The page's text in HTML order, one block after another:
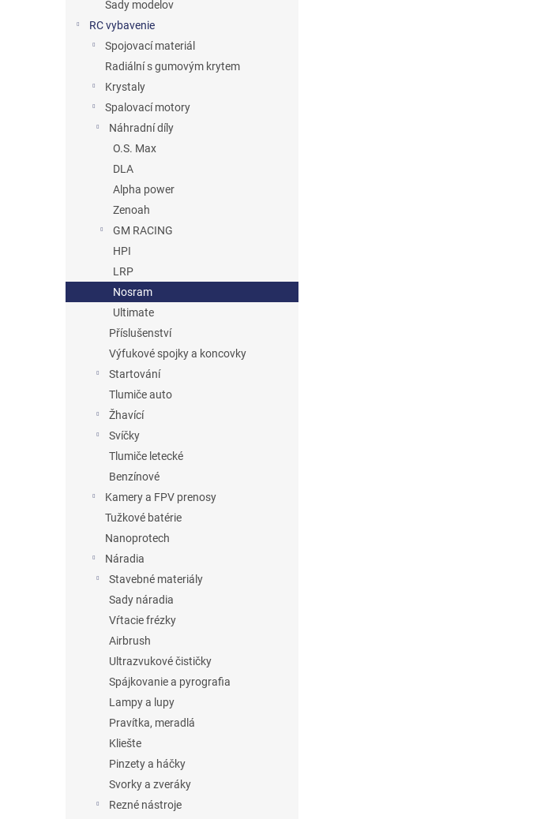
Sady modelov
RC vybavenie
Spojovací materiál
Radiální s gumovým krytem
Krystaly
Spalovací motory
Náhradní díly
O.S. Max
DLA
Alpha power
Zenoah
GM RACING
HPI
LRP
Nosram
Ultimate
Příslušenství
Výfukové spojky a koncovky
Startování
Tlumiče auto
Žhavící
Svíčky
Tlumiče letecké
Benzínové
Kamery a FPV prenosy
Tužkové batérie
Nanoprotech
Náradia
Stavebné materiály
Sady náradia
Vŕtacie frézky
Airbrush
Ultrazvukové čističky
Spájkovanie a pyrografia
Lampy a lupy
Pravítka, meradlá
Kliešte
Pinzety a háčky
Svorky a zveráky
Rezné nástroje